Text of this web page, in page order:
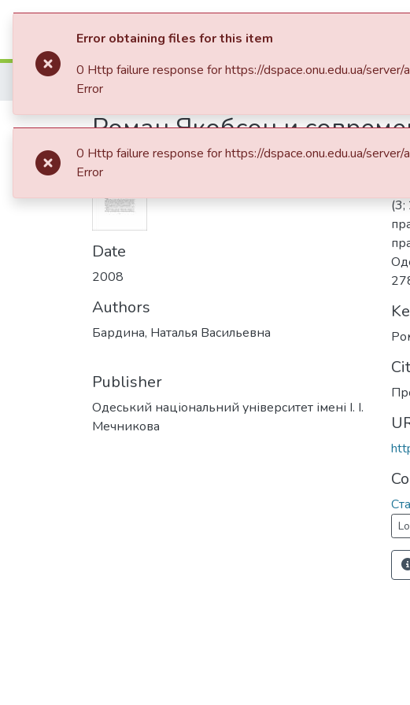
Communities & Collections
Home Статті та
Роман Якобсон и
Date
2008
Authors
Бардина, Наталья Васильевна
Publisher
Одеський національний університет імені І. І.
Мечникова
(3;
Error obtaining files for this item
0 Http failure response for https://dspace.onu.edu.ua/
Error
0 Http failure response for https://dspace.onu.edu.ua/
Error